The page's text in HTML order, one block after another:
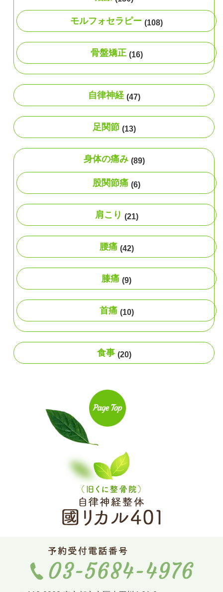
モルフォセラピー (108)
骨盤矯正 (16)
自律神経 (47)
足関節 (13)
身体の痛み (89)
股関節痛 (6)
肩こり (21)
腰痛 (42)
膝痛 (9)
首痛 (10)
食事 (20)